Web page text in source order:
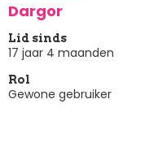
Dargor
Lid sinds
17 jaar 4 maanden
Rol
Gewone gebruiker